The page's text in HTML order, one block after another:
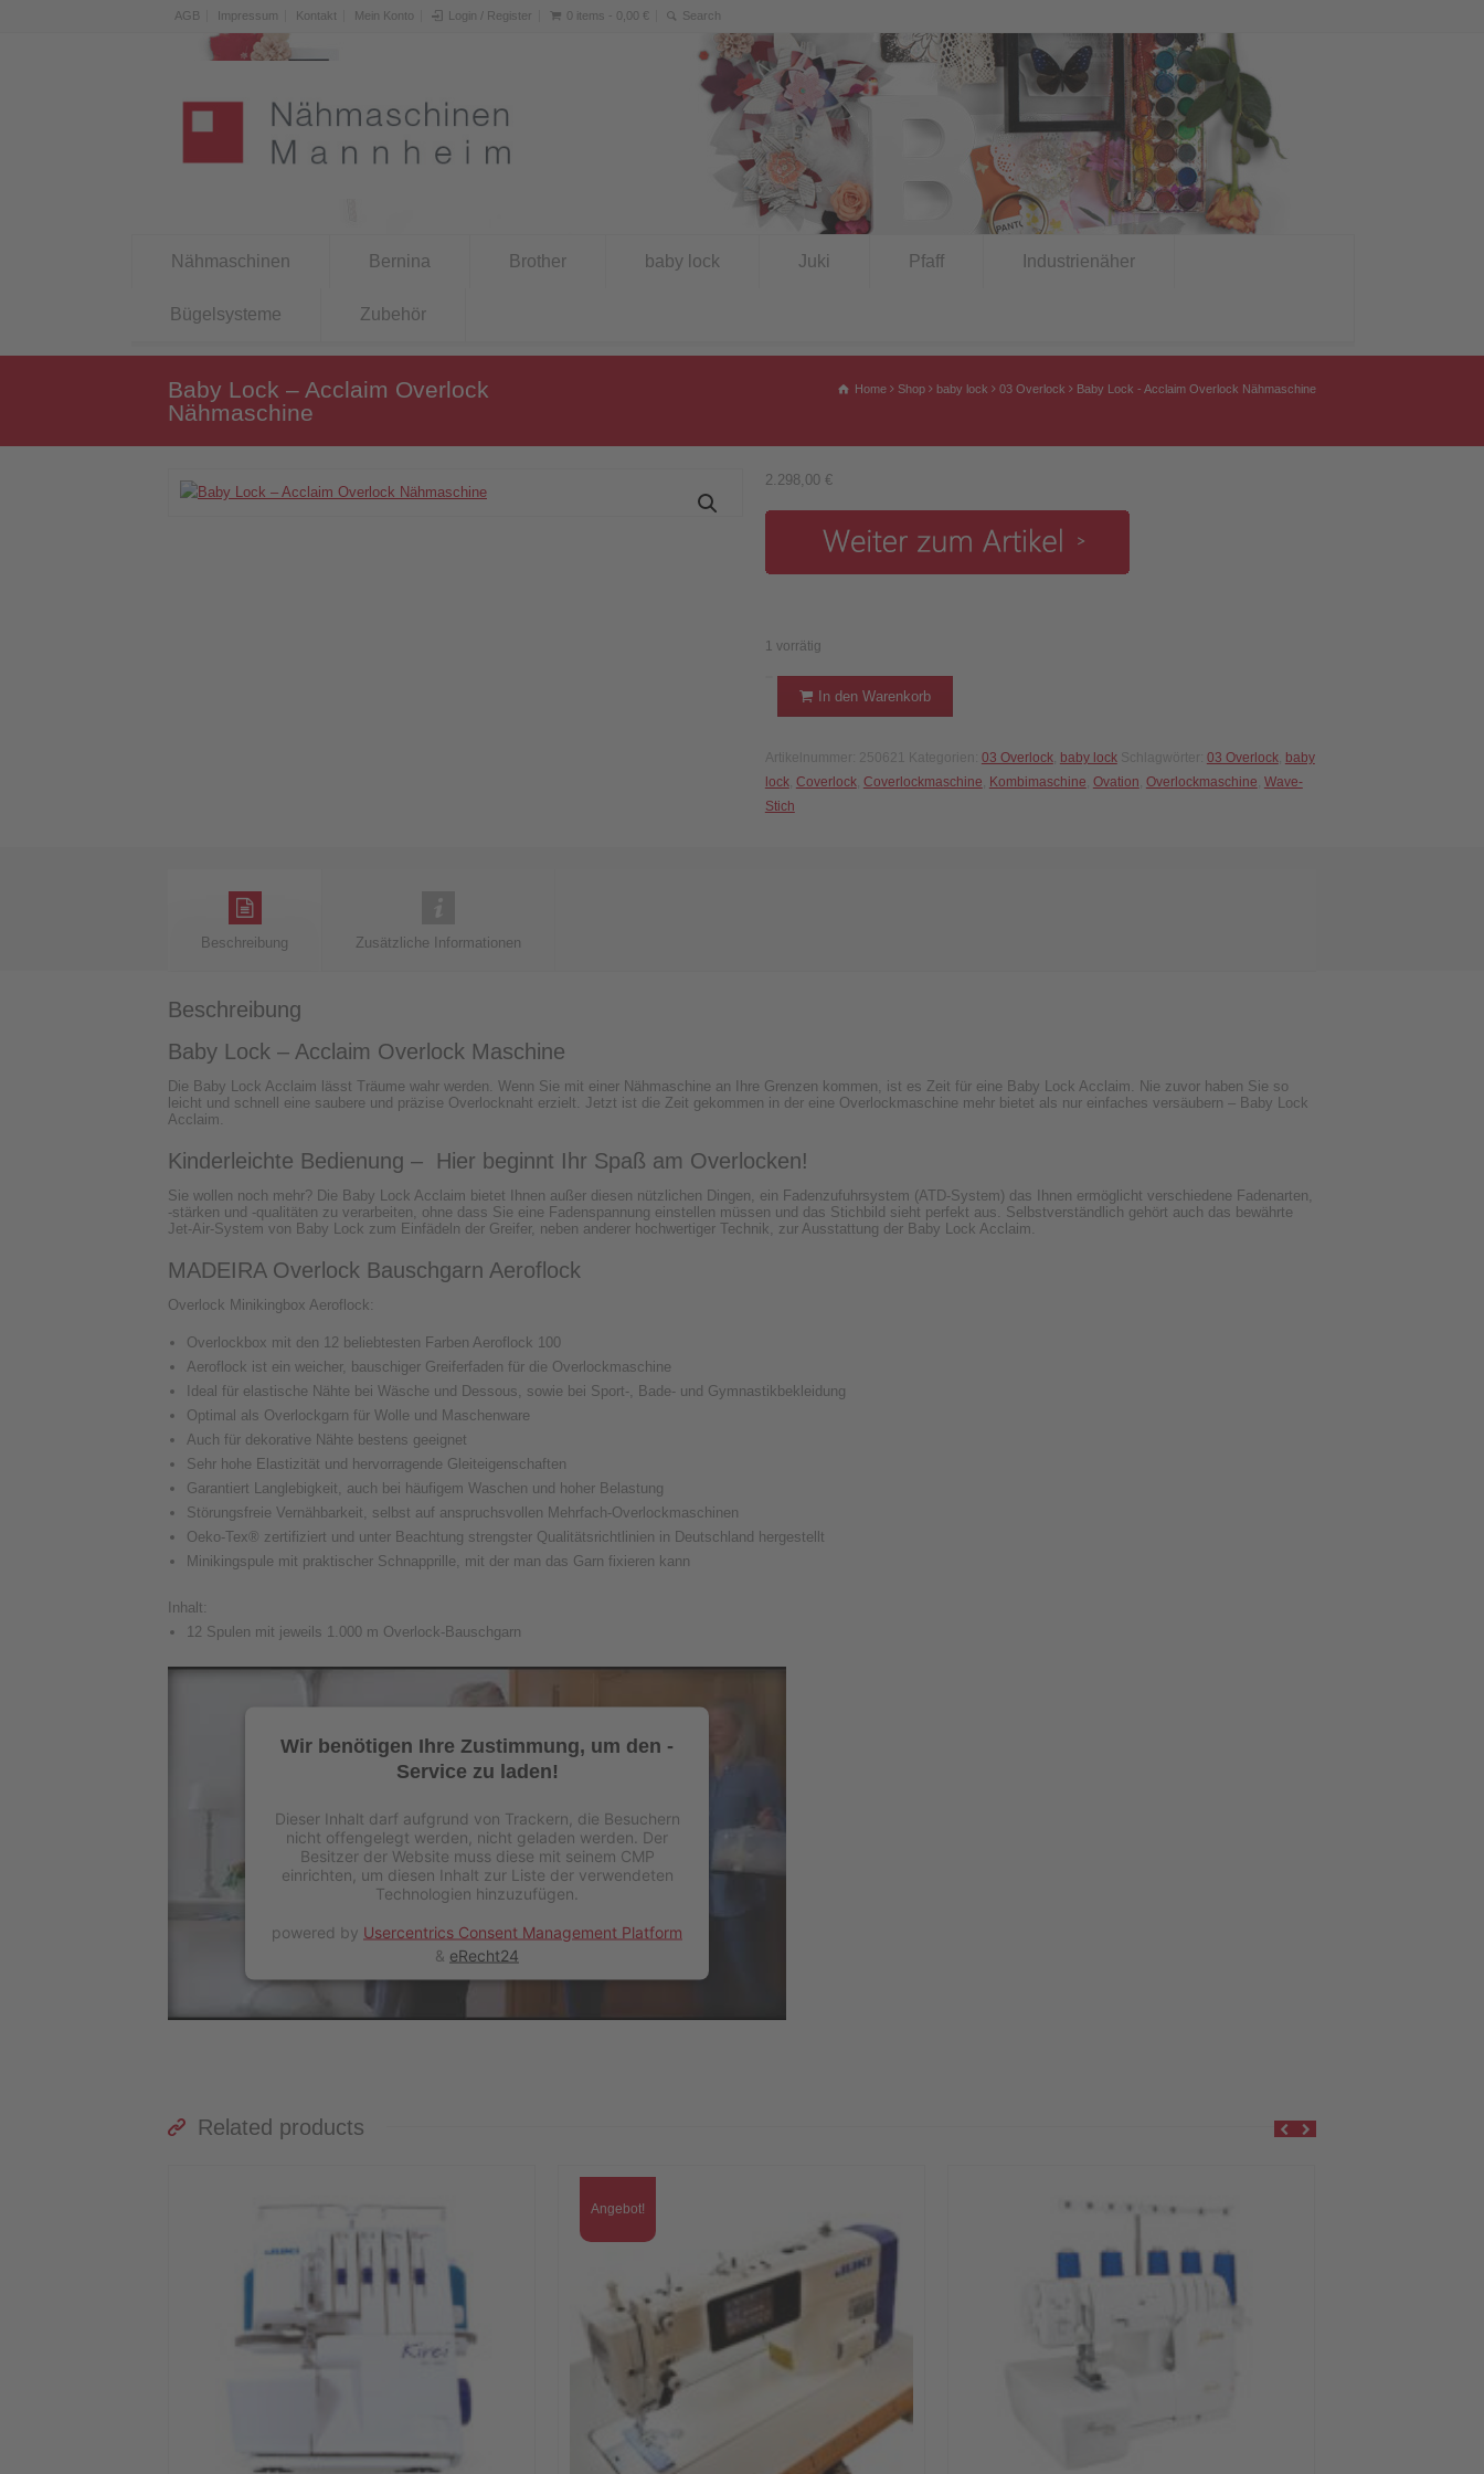
AGB Impressum Kontakt Mein Konto Login / Register 0 items - 0,00 €
Nähmaschinen Bernina Brother baby lock Juki Pfaff Industrienäher
Bügelsysteme Zubehör
Baby Lock – Acclaim Overlock
Nähmaschine
Home Shop baby lock 03 Overlock Baby Lock - Acclaim Overlock Nähmaschine
2.298,00 €
1 vorrätig
Acclaim
Overlock
Nähmaschine
In den Warenkorb
Artikelnummer: 250621 Kategorien: 03 Overlock, baby lock Schlagwörter: 03 Overlock, baby
lock, Coverlock, Coverlockmaschine Kombimaschine Ovation Overlockmaschine Wave-
Stich
Beschreibung Zusätzliche Informationen
Beschreibung
Baby Lock – Acclaim Overlock Maschine
Die Baby Lock Acclaim lässt Träume wahr werden. Wenn Sie mit einer Nähmaschine an Ihre Grenzen kommen, ist es Zeit für eine Baby Lock Acclaim. Nie zuvor haben Sie so
leicht und schnell eine saubere und präzise Overlocknaht erzielt. Jetzt ist die Zeit gekommen in der eine Overlockmaschine mehr bietet als nur einfaches versäubern – Baby Lock
Acclaim.
Kinderleichte Bedienung – Hier beginnt Ihr Spaß am Overlocken!
Sie wollen noch mehr? Die Baby Lock Acclaim bietet Ihnen außer diesen nützlichen Dingen, ein Fadenzufuhrsystem (ATD-System) das Ihnen ermöglicht verschiedene Fadenarten,
-stärken und -qualitäten zu verarbeiten, ohne dass Sie eine Fadenspannung einstellen müssen und das Stichbild sieht perfekt aus. Selbstverständlich gehört auch das bewährte
Jet-Air-System von Baby Lock zum Einfädeln der Greifer, neben anderer hochwertiger Technik, zur Ausstattung der Baby Lock Acclaim.
MADEIRA Overlock Bauschgarn Aeroflock
Overlock Minikingbox Aeroflock:
Overlockbox mit den 12 beliebtesten Farben Aeroflock 100
Aeroflock ist ein weicher, bauschiger Greiferfaden für die Overlockmaschine
Ideal für elastische Nähte bei Wäsche und Dessous, sowie bei Sport-, Bade- und Gymnastikbekleidung
Optimal als Overlockgarn für Wolle und Maschenware
Auch für dekorative Nähte bestens geeignet
Sehr hohe Elastizität und hervorragende Gleiteigenschaften
Garantiert Langlebigkeit, auch bei häufigem Waschen und hoher Belastung
Störungsfreie Vernähbarkeit, selbst auf anspruchsvollen Mehrfach-Overlockmaschinen
Oeko-Tex® zertifiziert und unter Beachtung strengster Qualitätsrichtlinien in Deutschland hergestellt
Minikingspule mit praktischer Schnapprille, mit der man das Garn fixieren kann
Inhalt:
12 Spulen mit jeweils 1.000 m Overlock-Bauschgarn
Wir benötigen Ihre Zustimmung, um den -
Service zu laden!
Dieser Inhalt darf aufgrund von Trackern, die Besuchern
nicht offengelegt werden, nicht geladen werden. Der
Besitzer der Website muss diese mit seinem CMP
einrichten, um diesen Inhalt zur Liste der verwendeten
Technologien hinzuzufügen.
powered by Usercentrics Consent Management Platform
& eRecht24
Related products
Angebot!